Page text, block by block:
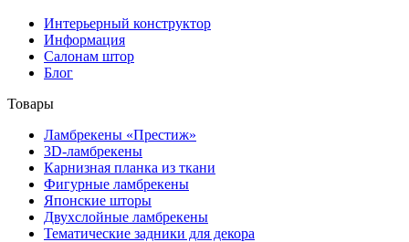
Интерьерный конструктор
Информация
Салонам штор
Блог
Товары
Ламбрекены «Престиж»
3D-ламбрекены
Карнизная планка из ткани
Фигурные ламбрекены
Японские шторы
Двухслойные ламбрекены
Тематические задники для декора